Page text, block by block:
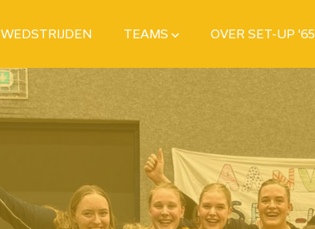
WEDSTRIJDEN TEAMS OVER SET-UP '65